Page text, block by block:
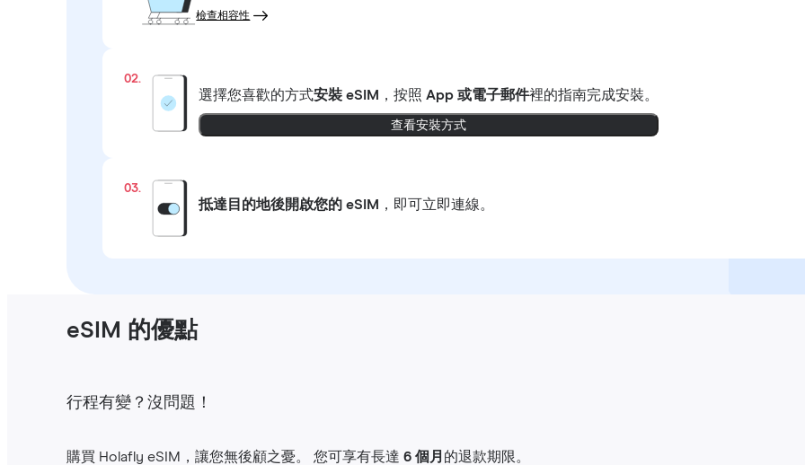
檢查相容性
02.
選擇您喜歡的方式安裝 eSIM ，按照 App 或電子郵件裡的指南完成安裝。
查看安裝方式
03.
抵達目的地後開啟您的 eSIM ，即可立即連線。
eSIM 的優點
行程有變？沒問題！
購買 Holafly eSIM，讓您無後顧之憂。 您可享有長達6 個月 的退款期限。